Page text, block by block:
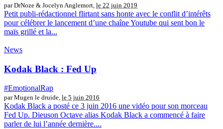
par DrNoze & Jocelyn Anglemort, le 22 juin 2019
Petit publi-rédactionnel flirtant sans honte avec le conflit d’intérêts
pour célébrer le lancement d’une chaîne Youtube qui sent bon le
maïs grillé et la...
News
Kodak Black : Fed Up
#EmotionalRap
par Mugen le druide, le 5 juin 2016
Kodak Black a posté ce 3 juin 2016 une vidéo pour son morceau
Fed Up. Dieuson Octave alias Kodak Black a commencé à faire
parler de lui l’année dernière....